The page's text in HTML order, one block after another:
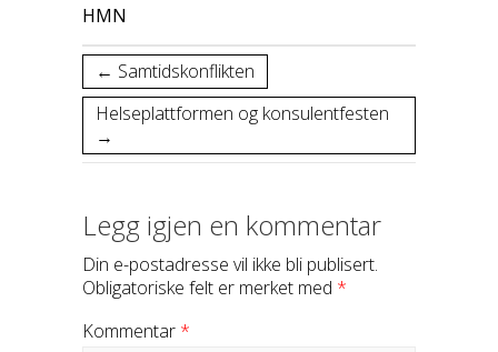
HMN
← Samtidskonflikten
Helseplattformen og konsulentfesten
→
Legg igjen en kommentar
Din e-postadresse vil ikke bli publisert.
Obligatoriske felt er merket med *
Kommentar *